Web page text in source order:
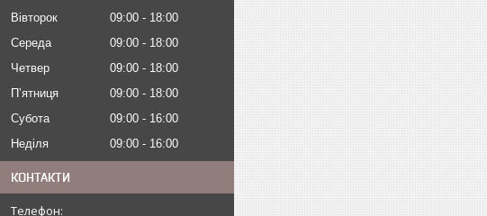
Вівторок
09:00
18:00
Середа
09:00
18:00
Четвер
09:00
18:00
Пʼятниця
09:00
18:00
Субота
09:00
16:00
Неділя
09:00 16:00
КОНТАКТИ